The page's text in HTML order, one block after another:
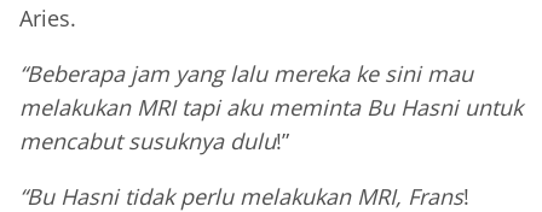
Aries.
“Beberapa jam yang lalu mereka ke sini mau
melakukan MRI tapi aku meminta Bu Hasni untuk
mencabut susuknya dulu!”
“Bu Hasni tidak perlu melakukan MRI, Frans!